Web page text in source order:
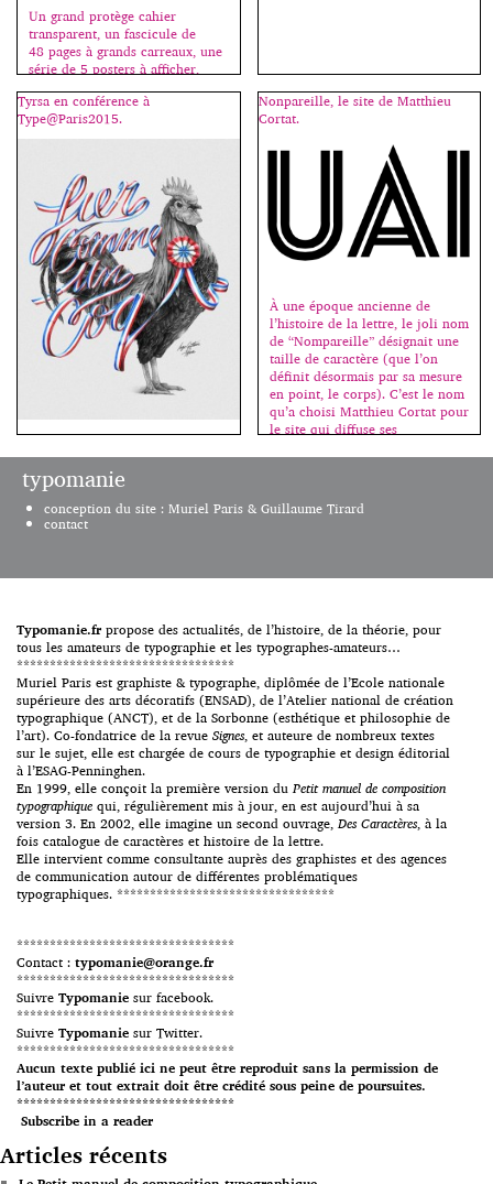
Un grand protège cahier
transparent, un fascicule de
48 pages à grands carreaux, une
série de 5 posters à afficher,
collège ! Fanette Mellier invente
la madeleine qui nous renvoie à
nos premières émotions
l’école. Cahiers, stylos, livres,
tous les jeunes des pays riches
vivent au milieu d’objets
graphiques […]
Tyrsa en conférence à
Type@Paris2015.
“Cette session en français se
déroule dans le cadre des
conférences Type@Paris,
organisées par Jean François
Porchez. Dès 99, Alexis Taïeb
premières esquisses de lettres.
guidera naturellement son
parcours scolaire. Diplômé des
[…]
Nonpareille, le site de Matthieu
Cortat.
À une époque ancienne de
l’histoire de la lettre, le joli nom
de “Nompareille” désignait une
taille de caractère (que l’on
définit désormais par sa mesure
en point, le corps). C’est le nom
qu’a choisi Matthieu Cortat pour
le site qui diffuse ses
en 1982 en Suisse, Matthieu
typomanie
conception du site : Muriel Paris & Guillaume Tirard
contact
Typomanie.fr propose des actualités, de l’histoire, de la théorie, pour
tous les amateurs de typographie et les typographes-amateurs…
*********************************
Muriel Paris est graphiste & typographe, diplômée de l’Ecole nationale
supérieure des arts décoratifs (ENSAD), de l’Atelier national de création
typographique (ANCT), et de la Sorbonne (esthétique et philosophie de
l’art). Co-fondatrice de la revue Signes, et auteure de nombreux textes
sur le sujet, elle est chargée de cours de typographie et design éditorial
à l’ESAG-Penninghen.
En 1999, elle conçoit la première version duPetit manuel de composition
typographique qui, régulièrement mis à jour, en est aujourd’hui à sa
version 3. En 2002, elle imagine un second ouvrage, Des Caractères, à la
fois catalogue de caractères et histoire de la lettre.
Elle intervient comme consultante auprès des graphistes et des agences
de communication autour de différentes problématiques
typographiques. *********************************
*********************************
Contact : typomanie@orange.fr
*********************************
Suivre Typomanie sur facebook.
*********************************
Suivre Typomanie sur Twitter.
*********************************
Aucun texte publié ici ne peut être reproduit sans la permission de
l’auteur et tout extrait doit être crédité sous peine de poursuites.
*********************************
Subscribe in a reader
Articles récents